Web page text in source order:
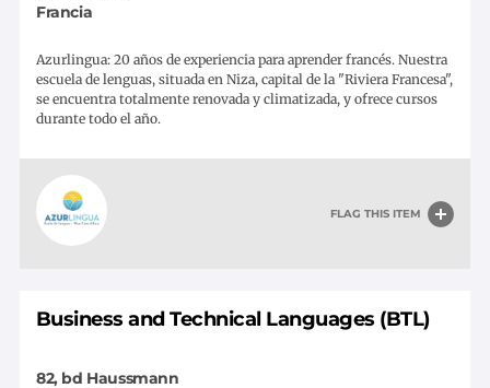
FLAG THIS ITEM
Francia
Azurlingua: 20 años de experiencia para aprender francés. Nuestra
escuela de lenguas, situada en Niza, capital de la "Riviera Francesa",
se encuentra totalmente renovada y climatizada, y ofrece cursos
durante todo el año.
Business and Technical Languages (BTL)
82, bd Haussmann